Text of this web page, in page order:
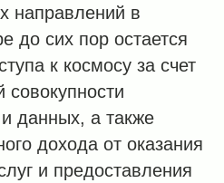
направлений в
до сих пор остается
к космосу за счет
совокупности
данных, а также
дохода от оказания
и предоставления